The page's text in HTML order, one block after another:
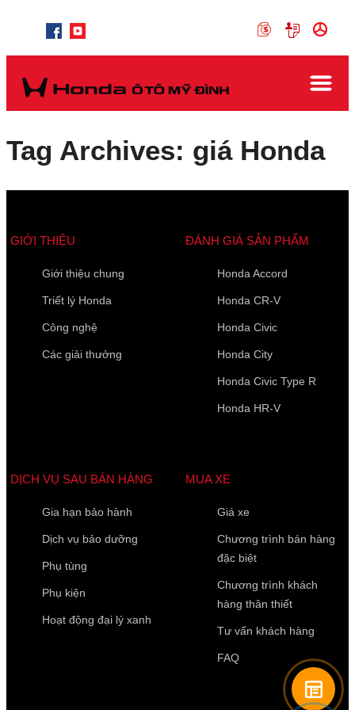
Tag Archives: giá Honda
GIỚI THIỆU
Giới thiệu chung
Triết lý Honda
Công nghệ
Các giải thưởng
ĐÁNH GIÁ SẢN PHẨM
Honda Accord
Honda CR-V
Honda Civic
Honda City
Honda Civic Type R
Honda HR-V
DỊCH VỤ SAU BÁN HÀNG
Gia hạn bảo hành
Dịch vụ bảo dưỡng
Phụ tùng
Phụ kiện
Hoạt động đại lý xanh
MUA XE
Giá xe
Chương trình bán hàng
đặc biệt
Chương trình khách
hàng thân thiết
Tư vấn khách hàng
FAQ
10 của 10 Ký tự còn lại